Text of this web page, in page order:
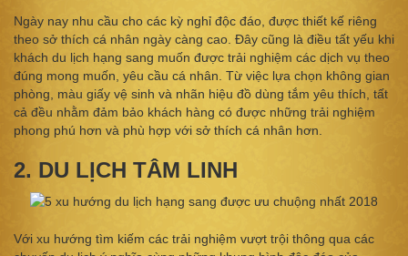
Ngày nay nhu cầu cho các kỳ nghỉ độc đáo, được thiết kế riêng
theo sở thích cá nhân ngày càng cao. Đây cũng là điều tất yếu khi
khách du lịch hạng sang muốn được trải nghiệm các dịch vụ theo
đúng mong muốn, yêu cầu cá nhân. Từ việc lựa chọn không gian
phòng, màu giấy vệ sinh và nhãn hiệu đồ dùng tắm yêu thích, tất
cả đều nhằm đảm bảo khách hàng có được những trải nghiệm
phong phú hơn và phù hợp với sở thích cá nhân hơn.
2. DU LỊCH TÂM LINH
Với xu hướng tìm kiếm các trải nghiệm vượt trội thông qua các